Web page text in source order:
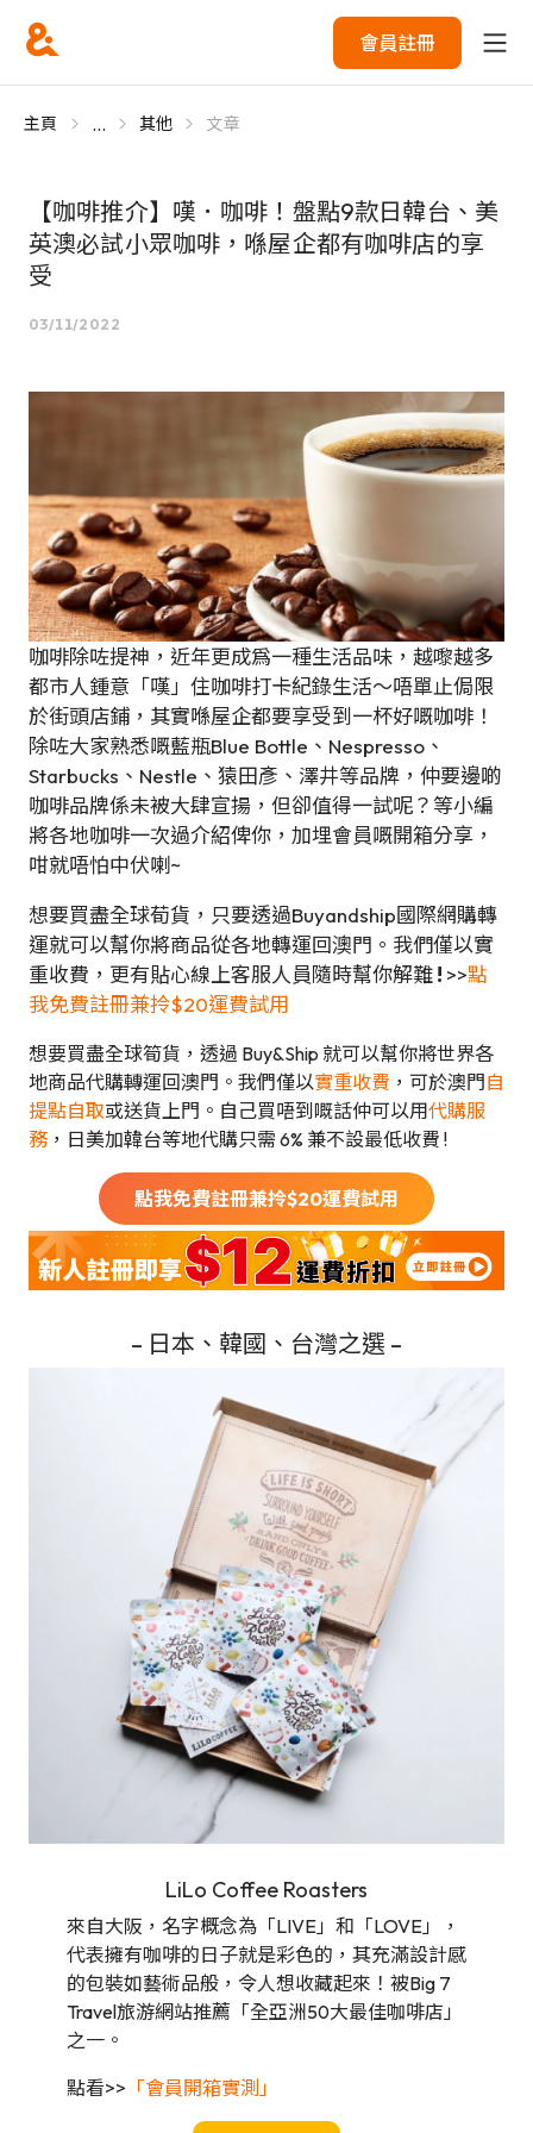
會員註冊
主頁 ... 其他 文章
【咖啡推介】嘆．咖啡！盤點9款日韓台、美
英澳必試小眾咖啡，喺屋企都有咖啡店的享
受
03/11/2022
咖啡除咗提神，近年更成爲一種生活品味，越嚟越多
都市人鍾意「嘆」住咖啡打卡紀錄生活～唔單止侷限
於街頭店鋪，其實喺屋企都要享受到一杯好嘅咖啡！
除咗大家熟悉嘅藍瓶Blue Bottle、Nespresso、
Starbucks、Nestle、猿田彥、澤井等品牌，仲要邊啲
咖啡品牌係未被大肆宣揚，但卻值得一試呢？等小編
將各地咖啡一次過介紹俾你，加埋會員嘅開箱分享，
咁就唔怕中伏喇~
想要買盡全球荀貨，只要透過Buyandship國際網購轉
運就可以幫你將商品從各地轉運回澳門。我們僅以實
重收費，更有貼心線上客服人員隨時幫你解難! >>點
我免費註冊兼拎$20運費試用
想要買盡全球筍貨，透過 Buy&Ship 就可以幫你將世界各
地商品代購轉運回澳門。我們僅以實重收費 ，可於澳門自
提點自取或送貨上門。自己買唔到嘅話仲可以用代購服
務 ，日美加韓台等地代購只需 6% 兼不設最低收費 !
點我免費註冊兼拎$20運費試用
– 日本、韓國、台灣之選 –
LiLo Coffee Roasters
來自大阪，名字概念為「LIVE」和「LOVE」，
代表擁有咖啡的日子就是彩色的，其充滿設計感
的包裝如藝術品般，令人想收藏起來！被Big 7
Travel旅游網站推薦「全亞洲50大最佳咖啡店」
之一。
點看>> 「會員開箱實測」